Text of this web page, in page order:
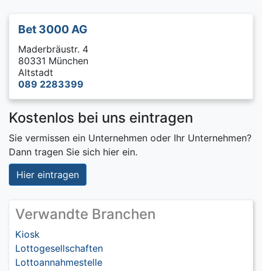
Bet 3000 AG
Maderbräustr. 4
80331 München
Altstadt
089 2283399
Kostenlos bei uns eintragen
Sie vermissen ein Unternehmen oder Ihr Unternehmen?
Dann tragen Sie sich hier ein.
Hier eintragen
Verwandte Branchen
Kiosk
Lottogesellschaften
Lottoannahmestelle